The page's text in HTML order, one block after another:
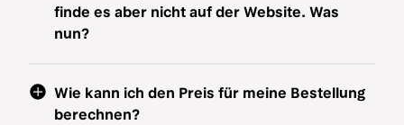
finde es aber nicht auf der Website. Was
nun?
Wie kann ich den Preis für meine Bestellung
berechnen?